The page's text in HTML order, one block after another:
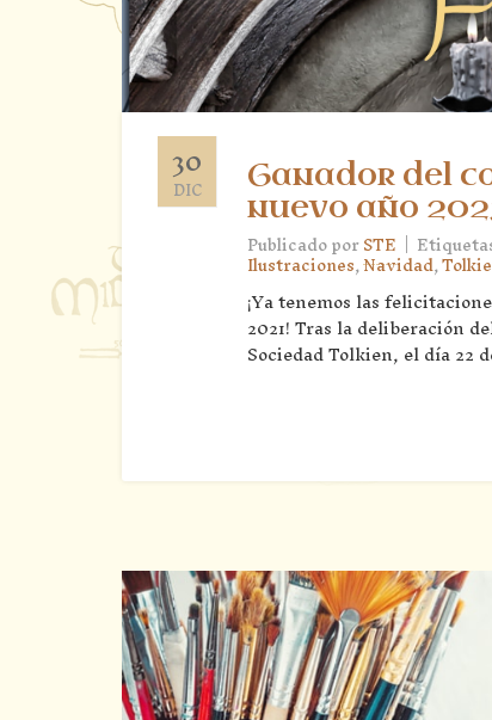
30
DIC
Ganador del
nuevo año
Publicado porSTE |
Ilustraciones,Navidad,
¡Ya tenemos las
2021! Tras la deliberación
Sociedad Tolkien, el día 22